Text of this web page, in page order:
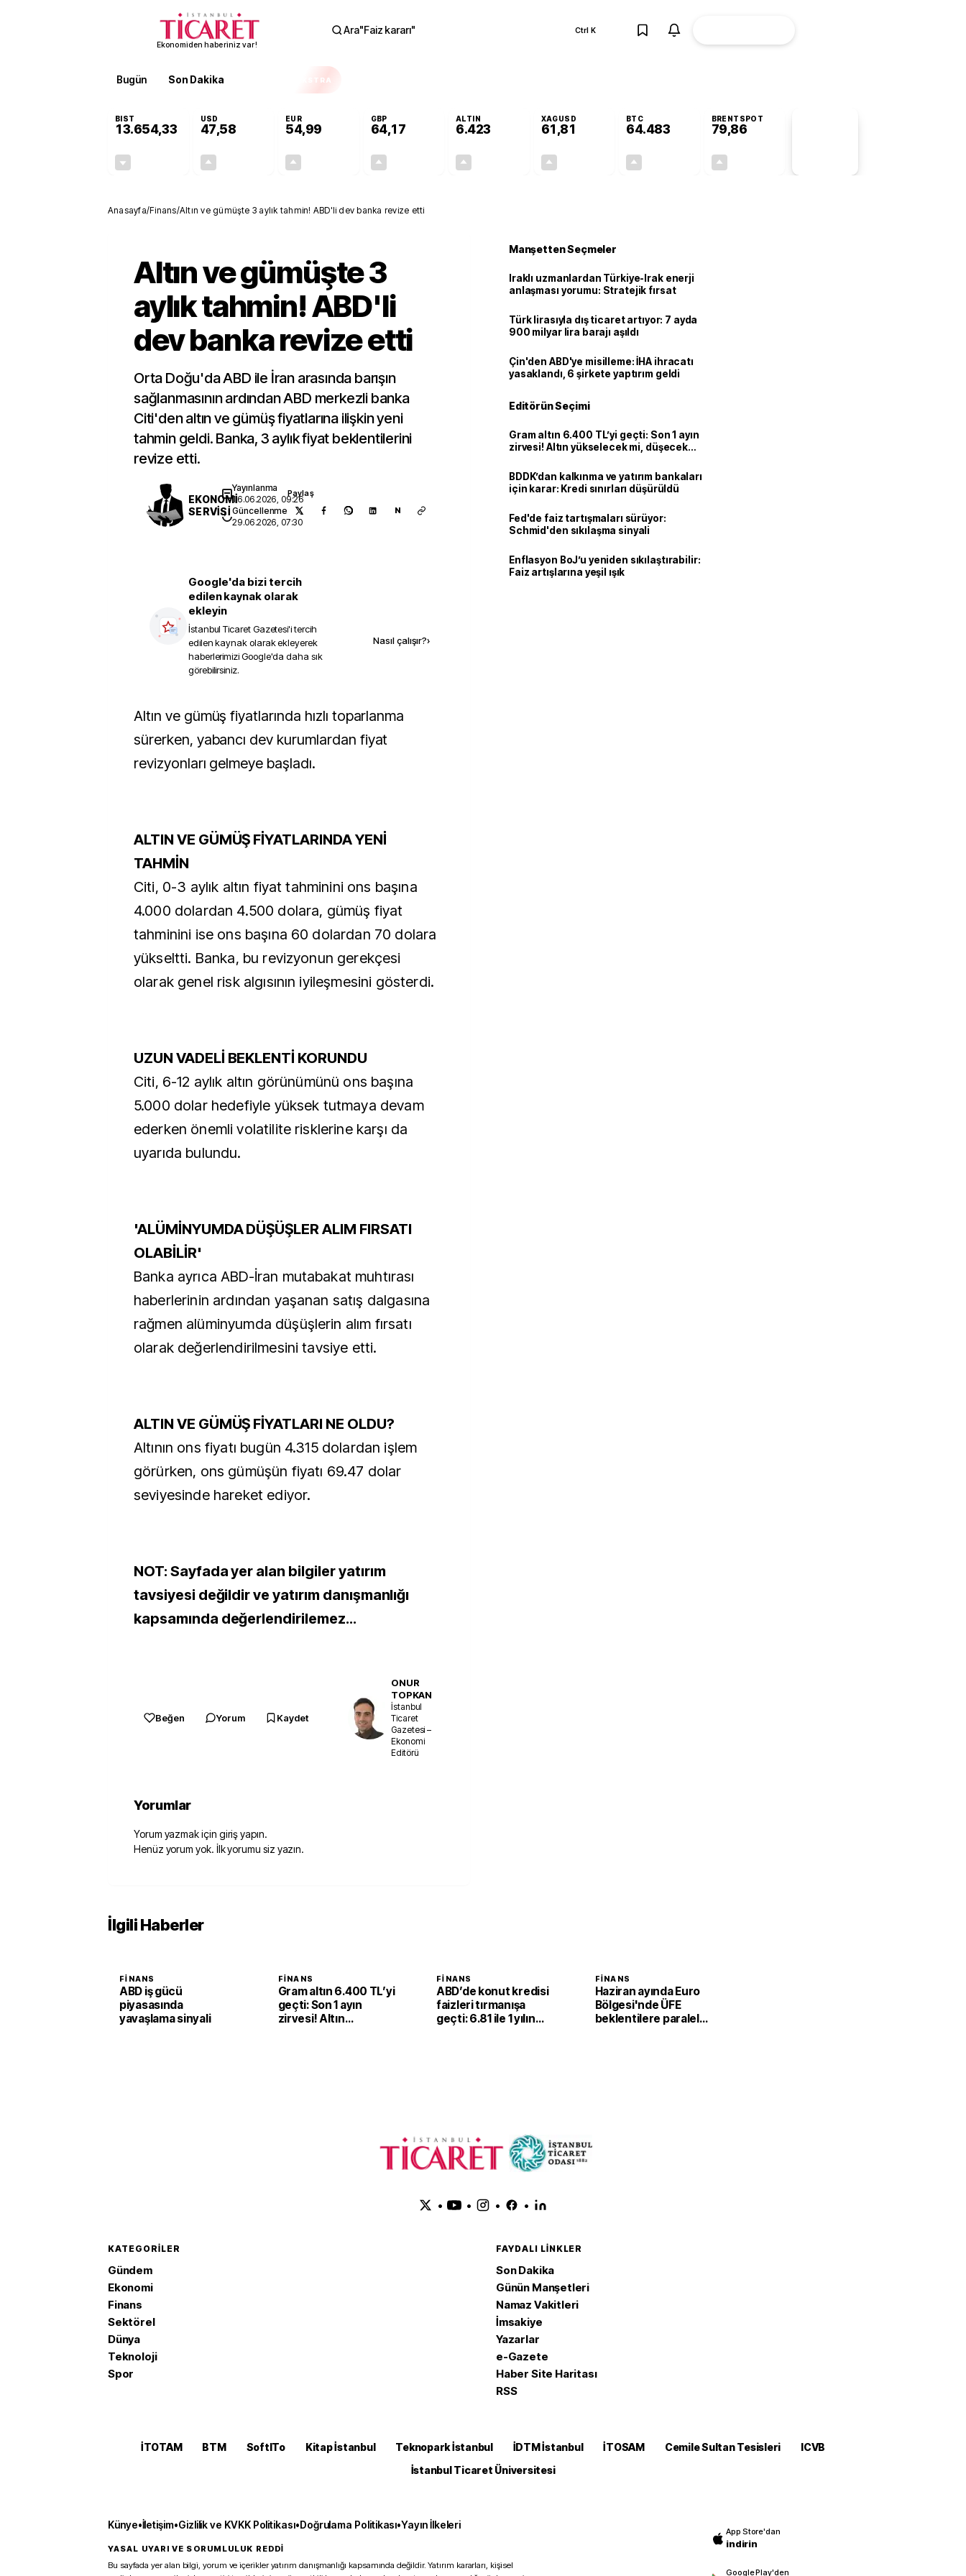
Ekonomiden haberiniz var!
Ara"Faiz kararı" Ctrl K
Bugün Son Dakika EKSTRA
BIST
13.654,33
USD
47,58
EUR
54,99
GBP
64,17
ALTIN
6.423
XAGUSD
61,81
BTC
64.483
BRENTSPOT
79,86
Anasayfa/Finans/Altın ve gümüşte 3 aylık tahmin! ABD'li dev banka revize etti
Altın ve gümüşte 3
aylık tahmin! ABD'li
dev banka revize etti
Orta Doğu'da ABD ile İran arasında barışın
sağlanmasının ardından ABD merkezli banka
Citi'den altın ve gümüş fiyatlarına ilişkin yeni
tahmin geldi. Banka, 3 aylık fiyat beklentilerini
revize etti.
EKONOMİ
SERVİSİ
Yayınlanma
16.06.2026, 09:26
Güncellenme
29.06.2026, 07:30
Paylaş
N
Google'da bizi tercih
edilen kaynak olarak
ekleyin
İstanbul Ticaret Gazetesi'i tercih
edilen kaynak olarak ekleyerek
haberlerimizi Google'da daha sık
görebilirsiniz.
Nasıl çalışır?›
Altın ve gümüş fiyatlarında hızlı toparlanma
sürerken, yabancı dev kurumlardan fiyat
revizyonları gelmeye başladı.
ALTIN VE GÜMÜŞ FİYATLARINDA YENİ
TAHMİN
Citi, 0-3 aylık altın fiyat tahminini ons başına
4.000 dolardan 4.500 dolara, gümüş fiyat
tahminini ise ons başına 60 dolardan 70 dolara
yükseltti. Banka, bu revizyonun gerekçesi
olarak genel risk algısının iyileşmesini gösterdi.
UZUN VADELİ BEKLENTİ KORUNDU
Citi, 6-12 aylık altın görünümünü ons başına
5.000 dolar hedefiyle yüksek tutmaya devam
ederken önemli volatilite risklerine karşı da
uyarıda bulundu.
'ALÜMİNYUMDA DÜŞÜŞLER ALIM FIRSATI
OLABİLİR'
Banka ayrıca ABD-İran mutabakat muhtırası
haberlerinin ardından yaşanan satış dalgasına
rağmen alüminyumda düşüşlerin alım fırsatı
olarak değerlendirilmesini tavsiye etti.
ALTIN VE GÜMÜŞ FİYATLARI NE OLDU?
Altının ons fiyatı bugün 4.315 dolardan işlem
görürken, ons gümüşün fiyatı 69.47 dolar
seviyesinde hareket ediyor.
NOT: Sayfada yer alan bilgiler yatırım
tavsiyesi değildir ve yatırım danışmanlığı
kapsamında değerlendirilemez...
Beğen Yorum Kaydet
ONUR
TOPKAN
İstanbul
Ticaret
Gazetesi –
Ekonomi
Editörü
Yorumlar
Yorum yazmak için giriş yapın.
Henüz yorum yok. İlk yorumu siz yazın.
Manşetten Seçmeler
Iraklı uzmanlardan Türkiye-Irak enerji
anlaşması yorumu: Stratejik fırsat
Türk lirasıyla dış ticaret artıyor: 7 ayda
900 milyar lira barajı aşıldı
Çin'den ABD'ye misilleme: İHA ihracatı
yasaklandı, 6 şirkete yaptırım geldi
Editörün Seçimi
Gram altın 6.400 TL’yi geçti: Son 1 ayın
zirvesi! Altın yükselecek mi, düşecek
BDDK’dan kalkınma ve yatırım bankaları
için karar: Kredi sınırları düşürüldü
Fed'de faiz tartışmaları sürüyor:
Schmid'den sıkılaşma sinyali
Enflasyon BoJ’u yeniden sıkılaştırabilir:
Faiz artışlarına yeşil ışık
İlgili Haberler
FINANS
ABD iş gücü
piyasasında
yavaşlama sinyali
FINANS
Gram altın 6.400 TL’yi
geçti: Son 1 ayın
zirvesi! Altın
FINANS
ABD’de konut kredisi
faizleri tırmanışa
geçti: 6.81 ile 1 yılın
FINANS
Haziran ayında Euro
Bölgesi'nde ÜFE
beklentilere paralel
• • • •
KATEGORILER
Gündem
Ekonomi
Finans
Sektörel
Dünya
Teknoloji
Spor
FAYDALI LINKLER
Son Dakika
Günün Manşetleri
Namaz Vakitleri
İmsakiye
Yazarlar
e-Gazete
Haber Site Haritası
RSS
İTOTAM BTM SoftITo Kitap İstanbul Teknopark İstanbul İDTM İstanbul İTOSAM Cemile Sultan Tesisleri
ICVB
İstanbul Ticaret Üniversitesi
Künye•İletişim•Gizlilik ve KVKK Politikası•Doğrulama Politikası•Yayın İlkeleri
YASAL UYARI VE SORUMLULUK REDDİ
Bu sayfada yer alan bilgi, yorum ve içerikler yatırım danışmanlığı kapsamında değildir. Yatırım kararları, kişisel
App Store'dan
indirin
Google Play'den